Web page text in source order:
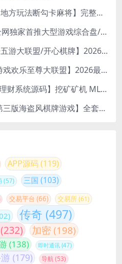
P598【创胜系列崇州地方玩法断勾卡麻将】完整服务器组件+双端APP+授权机+通用视频教程
D017【星链娱乐】全网独家首推大型游戏综合盘/体育/PG/电竟/电玩大型综合体
P597【运营级别二开五游大联盟/开心棋牌】2026最新整理完整服务器组件+双端APP+完美AI机器人+超详细视频教程
P596【汇友系列H5游戏欢乐至尊大联盟】2026最新整理Linux系统最新组件+搭建教程
Q570【Laravel 投资理财系统源码】挖矿矿机 MLM分销 带后台
P595【N2n1Game第三版海盗风棋牌游戏】全套完整源码v8.0.0.1含android、ios、pc源码+布署文档+视频教程
APP源码(119)
(57) 三国 (103)
交易平台 (66) 交易所(61)
传奇 (497)
(232) 加密 (198)
(138) 即时通讯 (47)
(179) 导航(53)